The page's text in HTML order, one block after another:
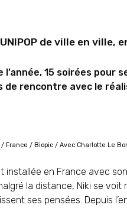
de ville en ville,
l’année, 15 soirées
de rencontre avec le
France / Biopic / Avec Charlotte Le
installée en France avec
la distance, Niki se
ses pensées. Depuis